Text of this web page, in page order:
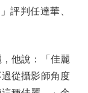
評判任達華、
他說：「佳麗
從攝影師角度